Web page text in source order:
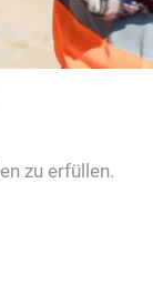
zu erfüllen.